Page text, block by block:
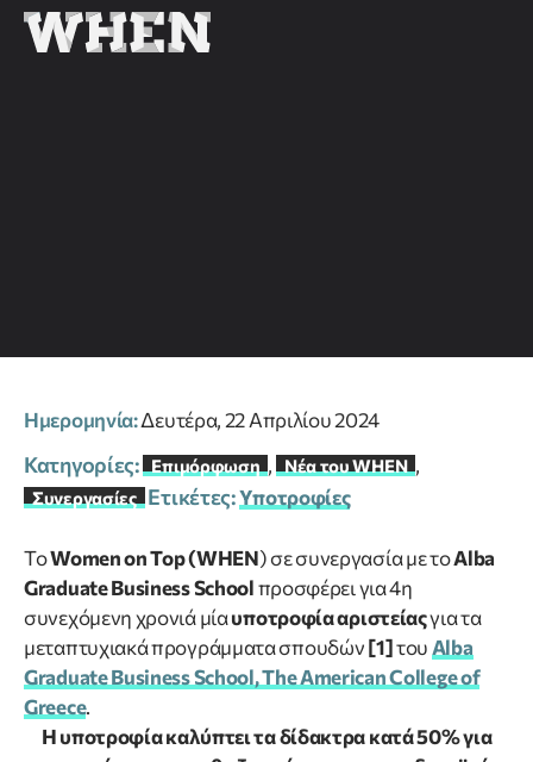
Ημερομηνία:Δευτέρα, 22 Απριλίου 2024
Κατηγορίες: Επιμόρφωση , Νέα του WHEN ,
Συνεργασίες Ετικέτες:Υποτροφίες
ΤοWomen on Top (WHEN) σε συνεργασία με τοAlba
Graduate Business Schoolπροσφέρει για 4η
συνεχόμενη χρονιά μίαυποτροφία αριστείαςγια τα
μεταπτυχιακά προγράμματα σπουδών[1]τουAlba
Graduate Business School, The American College of
Greece.
H υποτροφία καλύπτει τα δίδακτρα κατά 50% για